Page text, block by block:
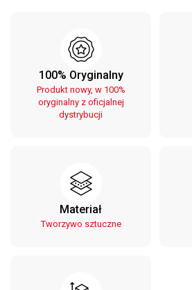
100% Oryginalny
Produkt nowy, w 100%
oryginalny z oficjalnej
dystrybucji
Materiał
Tworzywo sztuczne